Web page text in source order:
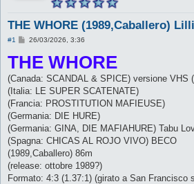
THE WHORE (1989,Caballero)
#1
M
s
s
g
g
o
26/03/2026, 3:36
THE WHORE
(Canada: SCANDAL & SPICE) versione VHS
(Italia: LE SUPER SCATENATE)
(Francia: PROSTITUTION MAFIEUSE)
(Germania: DIE HURE)
(Germania: GINA, DIE MAFIAHURE) Tabu
(Spagna: CHICAS AL ROJO VIVO) BECO
(1989,Caballero) 86m
(release: ottobre 1989?)
Formato: 4:3 (1.37:1) (girato a San Francisco